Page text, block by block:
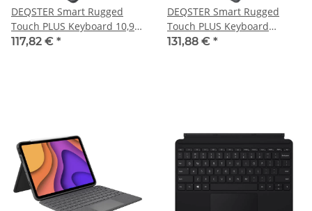
DEQSTER Smart Rugged
Touch PLUS Keyboard 10,9"
Tablet-Tastatur schwarz
117,82 € *
DEQSTER Smart Rugged
Touch PLUS Keyboard
Tablet-Tastatur schwarz
131,88 € *